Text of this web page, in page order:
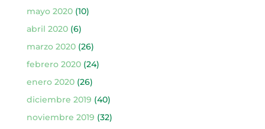
mayo 2020(10)
abril 2020(6)
marzo 2020(26)
febrero 2020(24)
enero 2020(26)
diciembre 2019 (40)
noviembre 2019 (32)